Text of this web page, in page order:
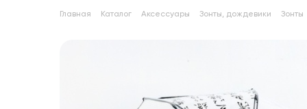
Главная Каталог Аксессуары Зонты, дождевики Зонты